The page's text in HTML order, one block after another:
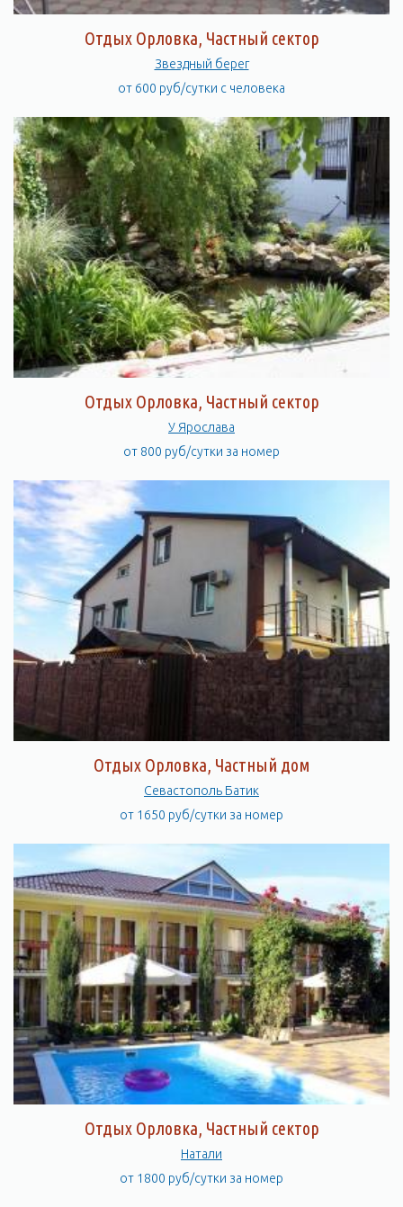
Отдых Орловка, Частный сектор
Звездный берег
от 600 руб/сутки с человека
Отдых Орловка, Частный сектор
У Ярослава
от 800 руб/сутки за номер
Отдых Орловка, Частный дом
Севастополь Батик
от 1650 руб/сутки за номер
Отдых Орловка, Частный сектор
Натали
от 1800 руб/сутки за номер